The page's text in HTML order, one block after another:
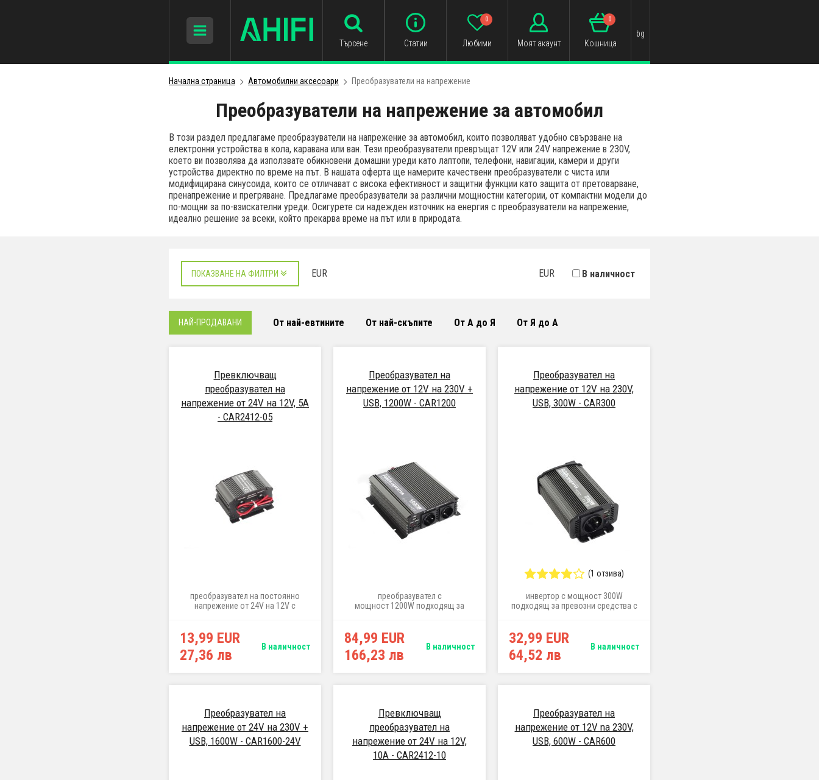
Търсене Статии Любими
0
Моят акаунт Кошница
0
bg
Начална страница Автомобилни аксесоари Преобразуватели на напрежение
Преобразуватели на напрежение за автомобил
В този раздел предлагаме преобразуватели на напрежение за автомобил, които позволяват удобно свързване на
електронни устройства в кола, каравана или ван. Тези преобразуватели превръщат 12V или 24V напрежение в 230V,
което ви позволява да използвате обикновени домашни уреди като лаптопи, телефони, навигации, камери и други
устройства директно по време на път. В нашата оферта ще намерите качествени преобразуватели с чиста или
модифицирана синусоида, които се отличават с висока ефективност и защитни функции като защита от претоварване,
пренапрежение и прегряване. Предлагаме преобразуватели за различни мощностни категории, от компактни модели до
по-мощни за по-взискателни уреди. Осигурете си надежден източник на енергия с преобразуватели на напрежение,
идеално решение за всеки, който прекарва време на път или в природата.
ПОКАЗВАНЕ НА ФИЛТРИ EUR EUR В наличност
НАЙ-ПРОДАВАНИ От най-евтините От най-скъпите От А до Я От Я до А
Превключващ
преобразувател на
напрежение от 24V на 12V, 5A
- CAR2412-05
преобразувател на постоянно
напрежение от 24V на 12V с
13,99 EUR
27,36 лв
В наличност
Преобразувател на
напрежение от 12V на 230V +
USB, 1200W - CAR1200
преобразувател с
мощност 1200W подходящ за
84,99 EUR
166,23 лв
В наличност
Преобразувател на
напрежение от 12V на 230V,
USB, 300W - CAR300
(1 отзива)
инвертор с мощност 300W
подходящ за превозни средства с
на малки електроуреди 230V
32,99 EUR
64,52 лв
В наличност
Преобразувател на
напрежение от 24V на 230V +
USB, 1600W - CAR1600-24V
Превключващ
преобразувател на
напрежение от 24V на 12V,
10A - CAR2412-10
Преобразувател на
напрежение от 12V na 230V,
USB, 600W - CAR600